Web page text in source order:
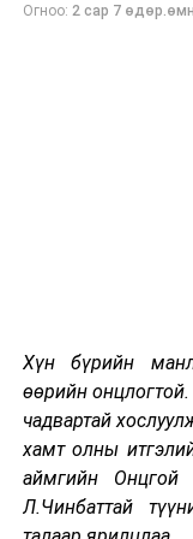
байх бөгөөд уг
авах, хэвлэн
байгааг хүлээн
Цар тахлын
мэдээллээс
төрийн
сурвалжийг
Огноо: 2 сар 7
Хүн бүрийн
өөрийн
чадвартай
хамт олны
аймгийн Онцгой
Л.Чинбаттай